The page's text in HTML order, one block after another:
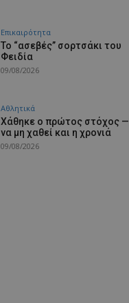
Επικαιρότητα
Το “ασεβές” σορτσάκι του
Φειδία
09/08/2026
Αθλητικά
Χάθηκε ο πρώτος στόχος —
να μη χαθεί και η χρονιά
09/08/2026